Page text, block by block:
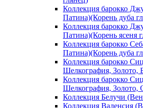
Коллекция барокко
Патина)(Корень дуба
Коллекция барокко
Патина)(Корень ясеня
Коллекция барокко
Патина)(Корень дуба
Коллекция барокко
Шелкография, Золото,
Коллекция барокко
Шелкография, Золото,
Коллекция Белучи
Коллекция Валенсия